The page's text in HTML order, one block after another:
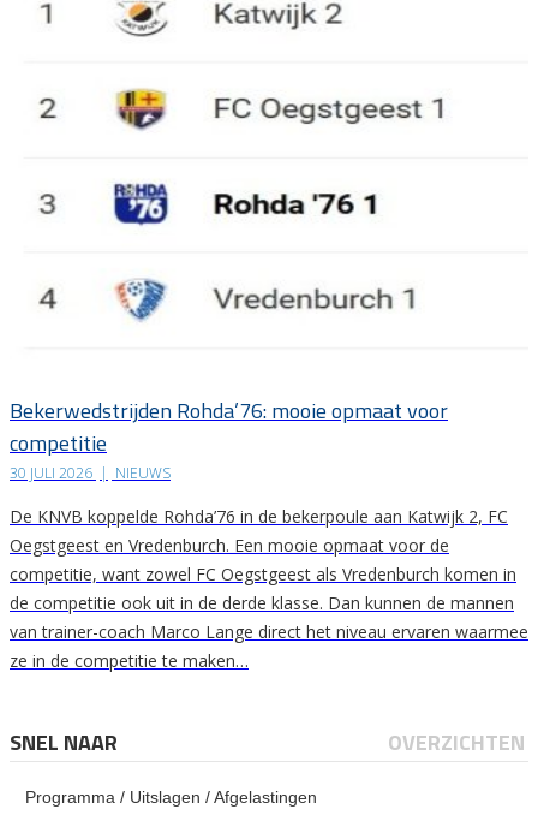
Bekerwedstrijden Rohda’76: mooie opmaat voor
competitie
30 JULI 2026 | NIEUWS
De KNVB koppelde Rohda’76 in de bekerpoule aan Katwijk 2, FC
Oegstgeest en Vredenburch. Een mooie opmaat voor de
competitie, want zowel FC Oegstgeest als Vredenburch komen in
de competitie ook uit in de derde klasse. Dan kunnen de mannen
van trainer-coach Marco Lange direct het niveau ervaren waarmee
ze in de competitie te maken…
SNEL NAAR OVERZICHTEN
Programma / Uitslagen / Afgelastingen